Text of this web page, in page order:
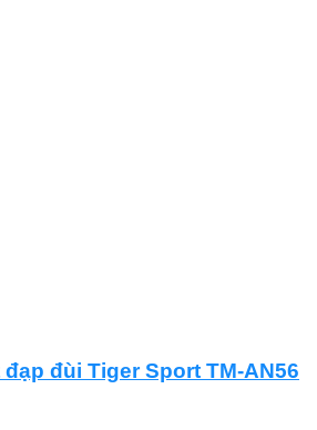
đùi Tiger Sport TM-AN56